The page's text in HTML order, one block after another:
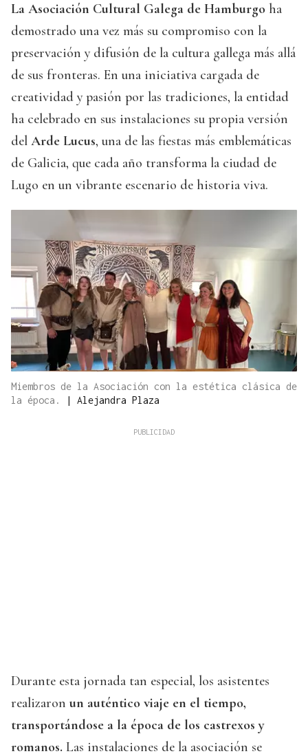
La Asociación Cultural Galega de Hamburgo ha
demostrado una vez más su compromiso con la
preservación y difusión de la cultura gallega más allá
de sus fronteras. En una iniciativa cargada de
creatividad y pasión por las tradiciones, la entidad
ha celebrado en sus instalaciones su propia versión
del Arde Lucus, una de las fiestas más emblemáticas
de Galicia, que cada año transforma la ciudad de
Lugo en un vibrante escenario de historia viva.
Miembros de la Asociación con la estética clásica de
la época.
| Alejandra Plaza
Durante esta jornada tan especial, los asistentes
realizaron un auténtico viaje en el tiempo,
transportándose a la época de los castrexos y
romanos. Las instalaciones de la asociación se